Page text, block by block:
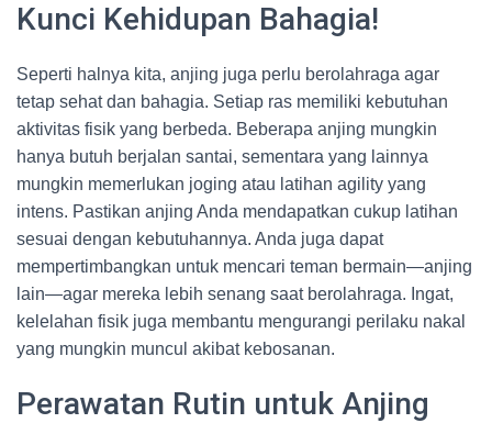
Kunci Kehidupan Bahagia!
Seperti halnya kita, anjing juga perlu berolahraga agar
tetap sehat dan bahagia. Setiap ras memiliki kebutuhan
aktivitas fisik yang berbeda. Beberapa anjing mungkin
hanya butuh berjalan santai, sementara yang lainnya
mungkin memerlukan joging atau latihan agility yang
intens. Pastikan anjing Anda mendapatkan cukup latihan
sesuai dengan kebutuhannya. Anda juga dapat
mempertimbangkan untuk mencari teman bermain—anjing
lain—agar mereka lebih senang saat berolahraga. Ingat,
kelelahan fisik juga membantu mengurangi perilaku nakal
yang mungkin muncul akibat kebosanan.
Perawatan Rutin untuk Anjing